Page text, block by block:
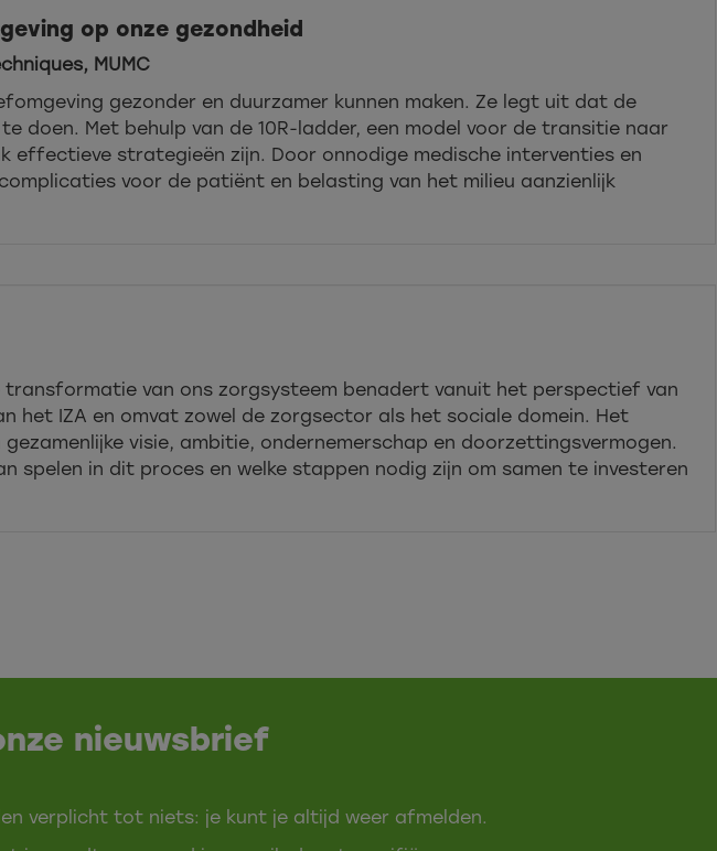
op onze gezondheid
MUMC
gezonder en duurzamer kunnen maken. Ze legt uit dat de
Met behulp van de 10R-ladder, een model voor de transitie naar
effectieve strategieën zijn. Door onnodige medische interventies en
voor de patiënt en belasting van het milieu aanzienlijk
transformatie van ons zorgsysteem benadert vanuit het perspectief van
het IZA en omvat zowel de zorgsector als het sociale domein. Het
visie, ambitie, ondernemerschap en doorzettingsvermogen.
spelen in dit proces en welke stappen nodig zijn om samen te investeren
nieuwsbrief
verplicht tot niets: je kunt je altijd weer afmelden.